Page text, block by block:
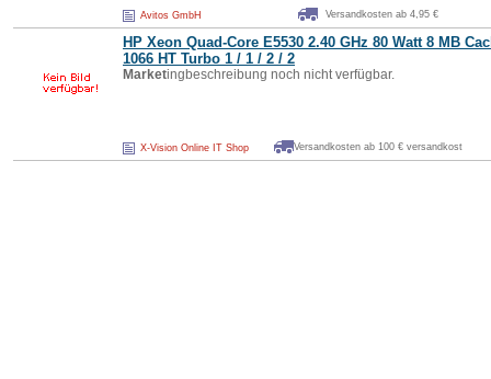
Avitos GmbH Versandkosten ab 4,95 €
HP Xeon Quad-Core E5530 2.40 GHz 80 Watt 8 MB
1066 HT Turbo 1 / 1 / 2 / 2
Marketingbeschreibung noch nicht verfügbar.
X-Vision Online IT Shop Versandkosten ab 100 € versandkost